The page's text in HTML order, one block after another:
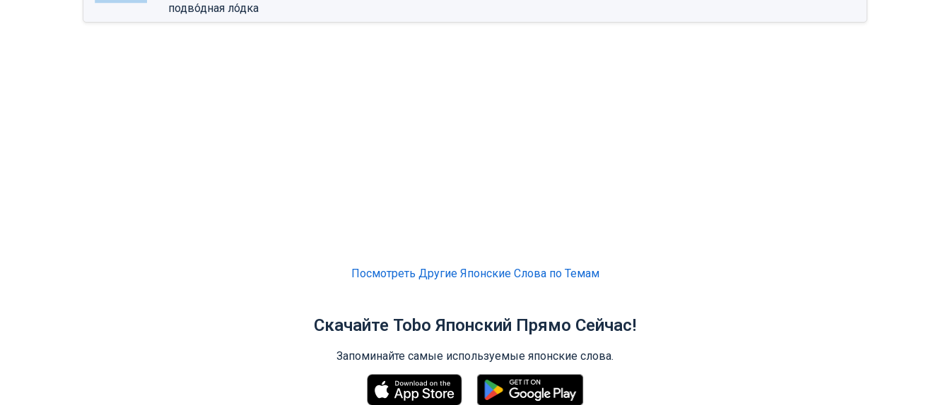
подво́дная ло́дка
Посмотреть Другие Японские Слова по Темам
Скачайте Tobo Японский Прямо Сейчас!
Запоминайте самые используемые японские слова.